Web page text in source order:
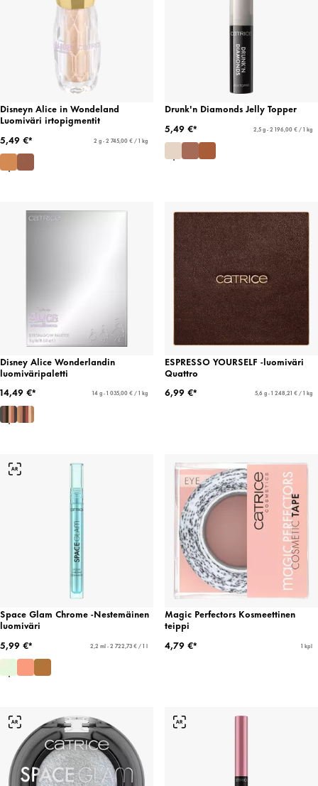
Disneyn Alice in Wondeland
Luomiväri irtopigmentit
5,49 €*
2 g - 2 745,00 € / 1 kg
Drunk'n Diamonds Jelly Topper
5,49 €*
2,5 g - 2 196,00 € / 1 kg
Disney Alice Wonderlandin
luomiväripaletti
14,49 €*
14 g - 1 035,00 € / 1 kg
ESPRESSO YOURSELF -luomiväri
Quattro
6,99 €*
5,6 g - 1 248,21 € / 1 kg
Space Glam Chrome -Nestemäinen
luomiväri
5,99 €*
2,2 ml - 2 722,73 € / 1 l
Magic Perfectors Kosmeettinen
teippi
4,79 €*
1 kpl